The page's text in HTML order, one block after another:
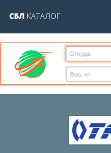
СБЛ КАТАЛОГ